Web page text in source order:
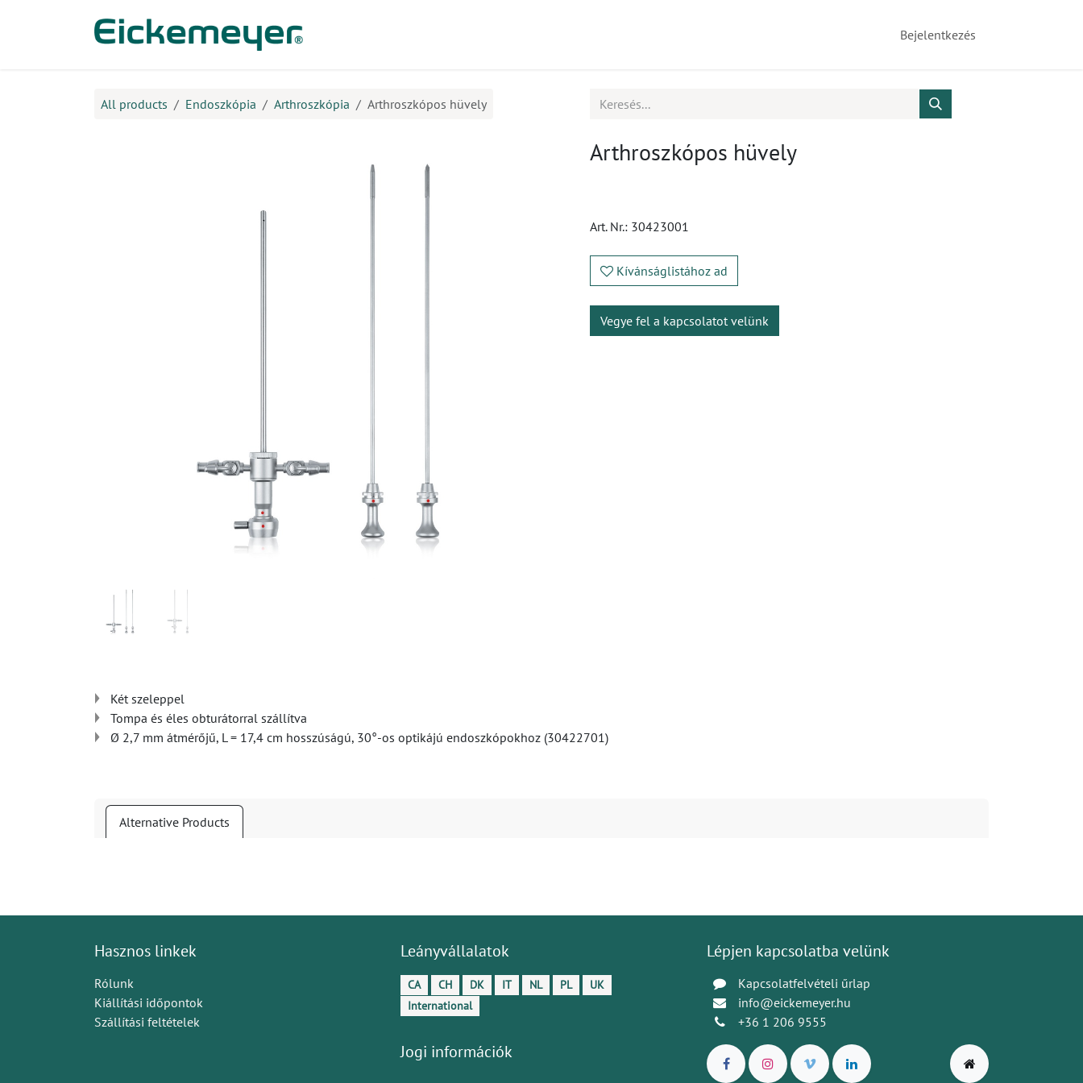
Bejelentkezés
All products Endoszkópia Arthroszkópia Arthroszkópos hüvely
Arthroszkópos hüvely
Art. Nr.: 30423001
Kívánságlistához ad
Vegye fel a kapcsolatot velünk
Két szeleppel
Tompa és éles obturátorral szállítva
Ø 2,7 mm átmérőjű, L = 17,4 cm hosszúságú, 30°-os optikájú endoszkópokhoz (30422701)
Alternative Products
Hasznos linkek
Rólunk
Kiállítási időpontok
Szállítási feltételek
Leányvállalatok
CA CH DK IT NL PL
UK
International
Jogi információk
Lépjen kapcsolatba velünk
Kapcsolatfelvételi űrlap
info@eickemeyer.hu
+36 1 206 9555